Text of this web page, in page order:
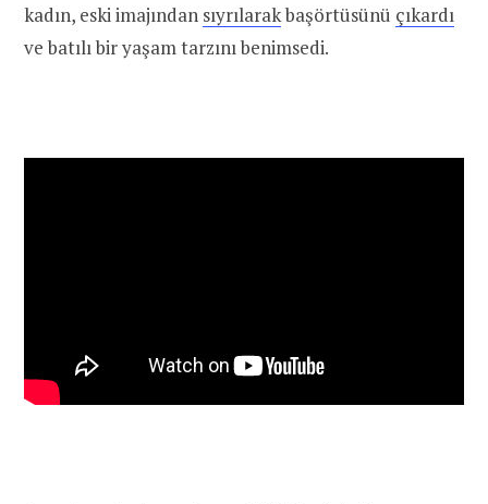
kadın, eski imajından sıyrılarakbaşörtüsünü çıkardı
ve batılı bir yaşam tarzını benimsedi.